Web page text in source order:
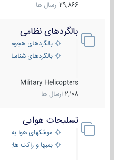
29,866 ارسال ها
بالگردهای نظامی
بالگردهای هجومی
بالگردهای شناسایی
Military Helicopters
2,108 ارسال ها
تسلیحات هوایی
موشکهای هوا به هوا
بمبها و راکت های هوایی